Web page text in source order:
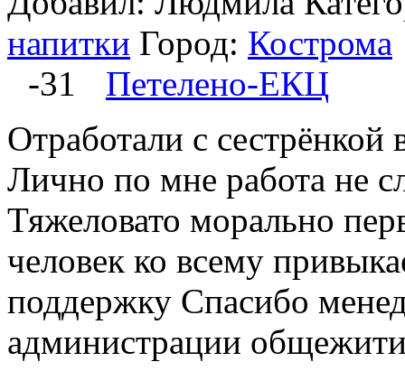
напитки Город: Кострома
-31
Петелено-ЕКЦ
Отработали с сестрёнкой
Лично по мне работа не
Тяжеловато морально
человек ко всему
поддержку Спасибо
администрации